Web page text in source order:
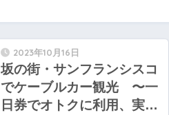
2023年10月16日
坂の街・サンフランシスコ
でケーブルカー観光 〜一
日券でオトクに利用、実際